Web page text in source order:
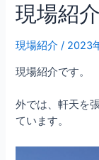
現場紹
現場紹介 / 2023
現場紹介です。
外では、軒天を
ています。